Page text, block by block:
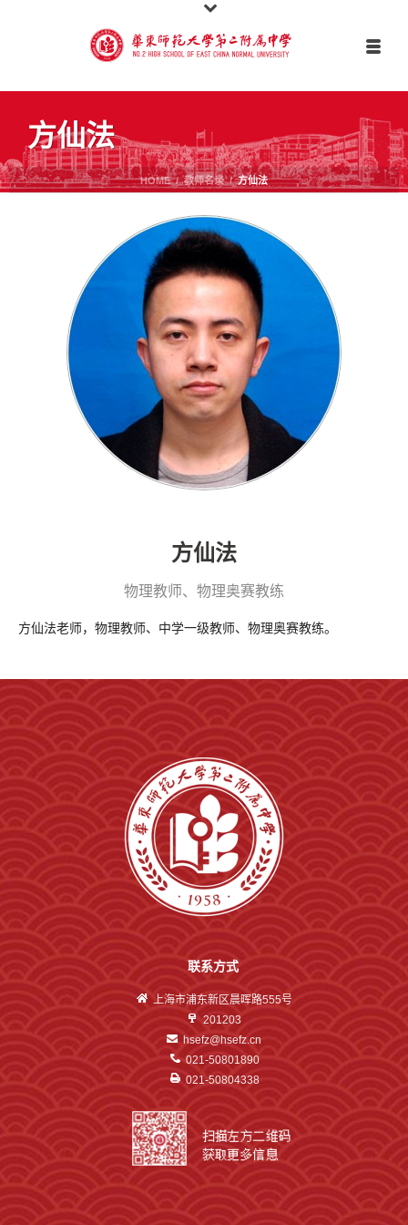
方仙法
HOME / 教师名录 / 方仙法
方仙法
物理教师、物理奥赛教练
方仙法老师，物理教师、中学一级教师、物理奥赛教练。
联系方式
上海市浦东新区晨晖路555号
201203
hsefz@hsefz.cn
021-50801890
021-50804338